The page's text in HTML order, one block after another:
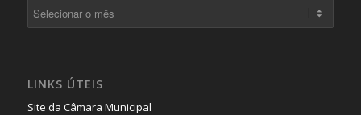
LINKS ÚTEIS
Site da Câmara Municipal